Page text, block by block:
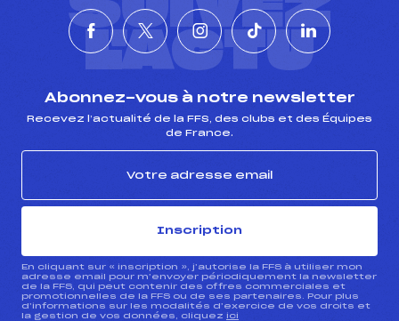
L'ACTU
Abonnez-vous à notre newsletter
Recevez l’actualité de la FFS, des clubs et des Équipes
de France.
Inscription
En cliquant sur « inscription », j’autorise la FFS à utiliser mon
adresse email pour m’envoyer périodiquement la newsletter
de la FFS, qui peut contenir des offres commerciales et
promotionnelles de la FFS ou de ses partenaires. Pour plus
d’informations sur les modalités d’exercice de vos droits et
la gestion de vos données, cliquez ici